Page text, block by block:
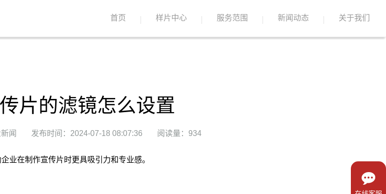
首页 样片中心 服务范围 新闻动态 关于我们
片的滤镜怎么设置
闻 发布时间：2024-07-18 08:07:36 阅读量：934
业在制作宣传片时更具吸引力和专业感。